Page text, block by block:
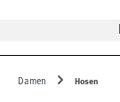
Damen Hosen